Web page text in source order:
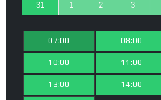
31 1 2 3
07:00 08:00
10:00 11:00
13:00 14:00